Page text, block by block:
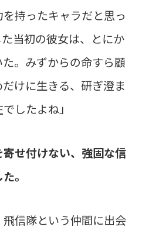
持ったキャラだと思っ
当初の彼女は、とにか
。みずからの命すら顧
けに生きる、研ぎ澄ま
したよね」
寄せ付けない、強固な信
。
飛信隊という仲間に出会